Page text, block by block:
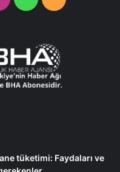
tüketimi: Faydaları ve